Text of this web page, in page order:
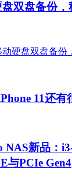
双盘备份，
11还有
NAS新品：
与PCIe Gen4